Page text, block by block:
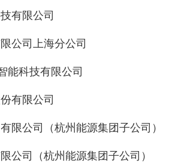
有限公司
公司上海分公司
能科技有限公司
有限公司
限公司（杭州能源集团子公司）
公司（杭州能源集团子公司）